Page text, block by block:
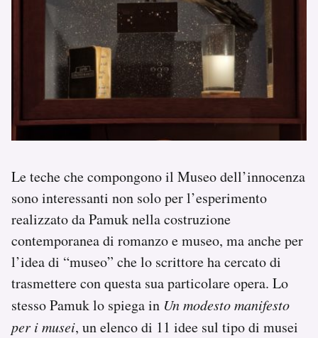
Le teche che compongono il Museo dell’innocenza
sono interessanti non solo per l’esperimento
realizzato da Pamuk nella costruzione
contemporanea di romanzo e museo, ma anche per
l’idea di “museo” che lo scrittore ha cercato di
trasmettere con questa sua particolare opera. Lo
stesso Pamuk lo spiega in Un modesto manifesto
per i musei, un elenco di 11 idee sul tipo di musei